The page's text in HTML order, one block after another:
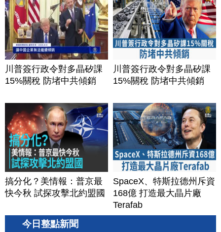
川普簽行政令對多晶矽課
15%關稅 防堵中共傾銷
川普簽行政令對多晶矽課
15%關稅 防堵中共傾銷
搞分化？美情報：普京最
快今秋 試探攻擊北約盟國
SpaceX、特斯拉德州斥資
168億 打造最大晶片廠
Terafab
今日整點新聞